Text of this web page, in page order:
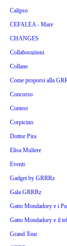
Calipso
CEFALEA - Mare
CHANGES
Collaborazioni
Collane
Come proporsi alla
Concorso
Contest
Corpicino
Dottor Pira
Elisa Muliere
Eventi
Gadget by GRRRz
Gala GRRRz
Gatto Mondadory e i
Gatto Mondadory e il
Grand Tour